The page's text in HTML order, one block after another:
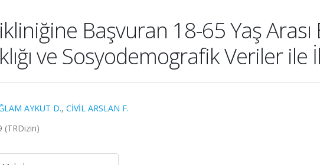
Başvuran 18-65 Yaş
ve Sosyodemografik Veriler ile
AYKUT D., CİVİL ARSLAN F.
(TRDizin)